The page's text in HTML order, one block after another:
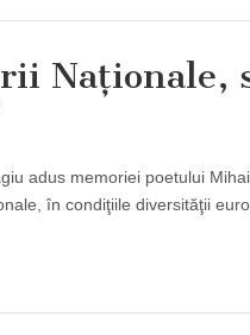
Naţionale,
adus memoriei poetului
în condiţiile diversităţii